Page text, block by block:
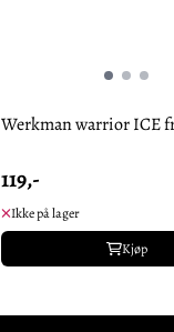
Werkman warrior ICE
119,-
Ikke på lager
Kjøp